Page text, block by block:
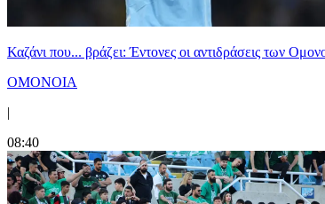
Καζάνι που... βράζει: Έντονες οι αντιδράσεις των
ΟΜΟΝΟΙΑ
|
08:40